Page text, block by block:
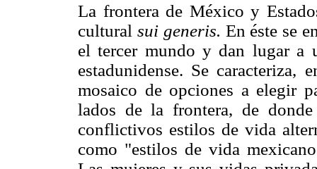
La frontera de México y
cultural sui generis. En éste se
el tercer mundo y dan lugar a
estadunidense. Se
mosaico de opciones a elegir
lados de la frontera, de donde
conflictivos estilos de vida
como "estilos de vida